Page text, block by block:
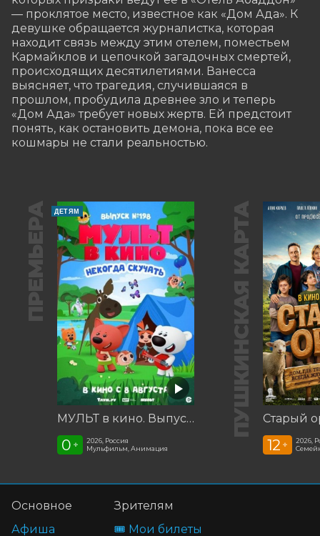
— проклятое место, известное как «Дом Ада». К
девушке обращается журналистка, которая
находит связь между этим отелем, поместьем
Кармайклов и цепочкой загадочных смертей,
происходящих десятилетиями. Ванесса
выясняет, что трагедия, случившаяся в
прошлом, пробудила древнее зло и теперь
«Дом Ада» требует новых жертв. Ей предстоит
понять, как остановить демона, пока все ее
кошмары не стали реальностью.
ПРЕМЬЕРА ДЕТЯМ
МУЛЬТ в кино. Выпуск №198. Некогда скучать
0 +
2026, Россия
Мульфильм, Анимация
ПУШКИНСКАЯ КАРТА Старый
12 +
2026,
Основное
Афиша
Зрителям
🎟️ Мои билеты